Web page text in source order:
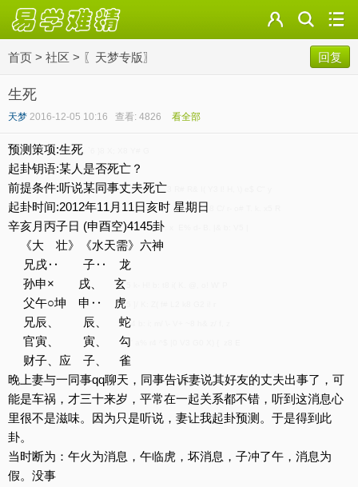
首页 > 社区 > 〖天梦专版〗 回复
生死
天梦 2016-12-05 10:16 查看: 4826 看全部
预测策项:生死
起卦钥语:某人是否死亡？
前提条件:听说某同事丈夫死亡
起卦时间:2012年11月11日亥时 星期日
辛亥月丙子日 (申酉空)4145卦
《大 壮》《水天需》六神
兄戌‥ 子‥ 龙
孙申× 戌、 玄
父午○坤 申‥ 虎
兄辰、 辰、 蛇
官寅、 寅、 勾
财子、应 子、 雀
晚上妻与一同事qq聊天，同事告诉妻说其好友的丈夫出事了，可
能是车祸，才三十来岁，平常在一起关系都不错，听到这消息心
里很不是滋味。因为只是听说，妻让我起卦预测。于是得到此
卦。
当时断为：午火为消息，午临虎，坏消息，子冲了午，消息为
假。没事